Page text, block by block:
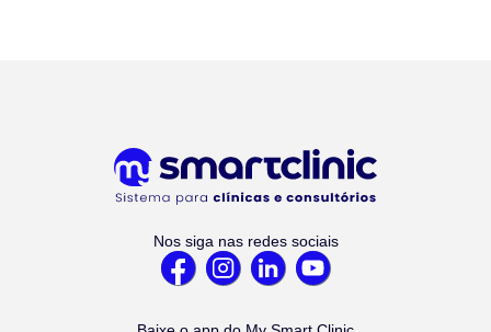
Nos siga nas redes sociais